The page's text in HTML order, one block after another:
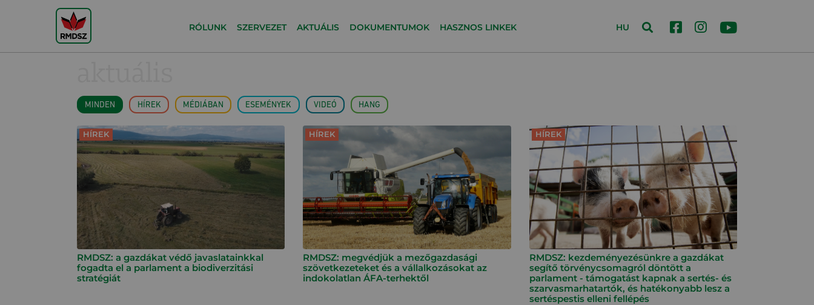
RÓLUNK SZERVEZET AKTUÁLIS DOKUMENTUMOK HASZNOS LINKEK HU
MINDEN HÍREK MÉDIÁBAN ESEMÉNYEK VIDEÓ HANG
HÍREK
RMDSZ: a gazdákat védő javaslatainkkal
fogadta el a parlament a biodiverzitási
stratégiát
HÍREK
RMDSZ: megvédjük a mezőgazdasági
szövetkezeteket és a vállalkozásokat az
indokolatlan ÁFA-terhektől
HÍREK
RMDSZ: kezdeményezésünkre a gazdákat
segítő törvénycsomagról döntött a
parlament - támogatást kapnak a sertés- és
szarvasmarhatartók, és hatékonyabb lesz a
sertéspestis elleni fellépés